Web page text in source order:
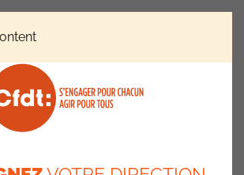
MAINTIEN PENSION
pension